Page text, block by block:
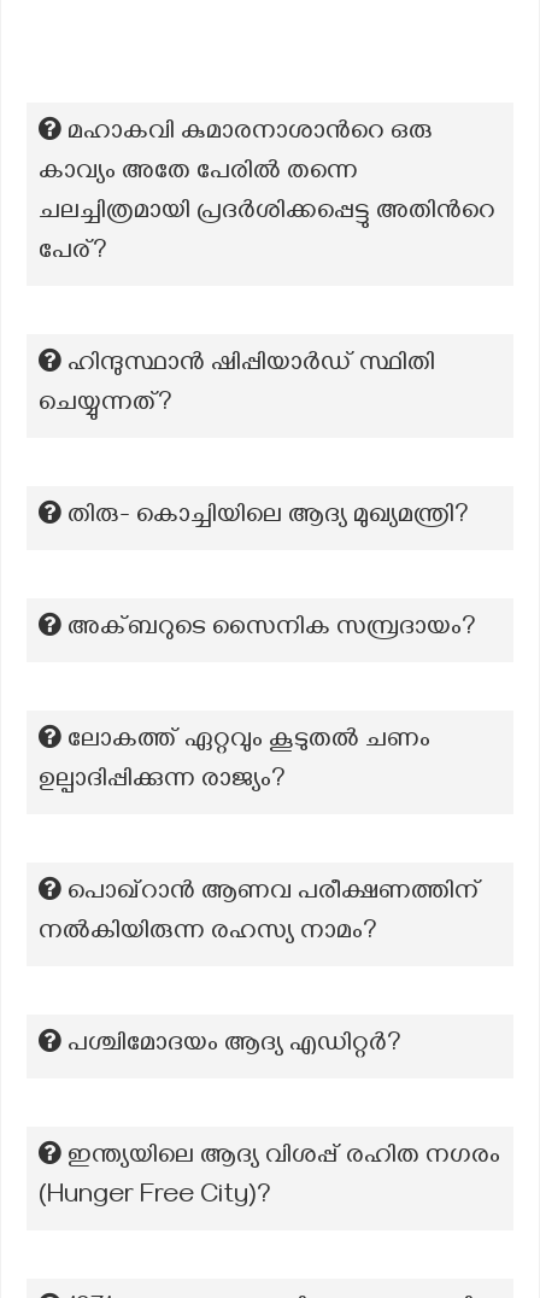
മഹാകവി കുമാരനാശാന്‍റെ ഒരു
കാവ്യം അതേ പേരില്‍ തന്നെ
ചലച്ചിത്രമായി പ്രദര്‍ശിക്കപ്പെട്ടു അതിന്‍റെ
പേര്?
ഹിന്ദുസ്ഥാൻ ഷിപ്പിയാർഡ് സ്ഥിതി
ചെയ്യുന്നത്?
തിരു- കൊച്ചിയിലെ ആദ്യ മുഖ്യമന്ത്രി?
അക്ബറുടെ സൈനിക സമ്പ്രദായം?
ലോകത്ത് ഏറ്റവും കൂടുതൽ ചണം
ഉല്പാദിപ്പിക്കുന്ന രാജ്യം?
പൊഖ്റാൻ ആണവ പരീക്ഷണത്തിന്
നൽകിയിരുന്ന രഹസ്യ നാമം?
പശ്ചിമോദയം ആദ്യ എഡിറ്റര്‍?
ഇന്ത്യയിലെ ആദ്യ വിശപ്പ് രഹിത നഗരം
(Hunger Free City‌)?